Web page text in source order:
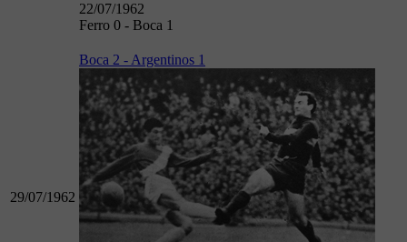
22/07/1962
Ferro 0 - Boca 1
29/07/1962
Boca 2 - Argentinos 1